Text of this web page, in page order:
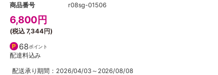
商品番号
r08sg-01506
6,800 円
(税込7,344円)
68ポイント
配達料込み
配送承り期間：2026/04/03～2026/08/08